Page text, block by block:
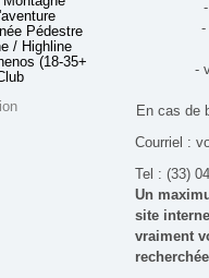
Pédestre
/ Highline
(18-35+ ans)
-
-
En cas de
Courriel :
Tel : (33)
Un
site
vraiment